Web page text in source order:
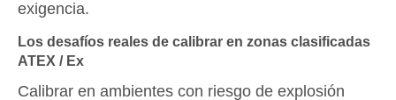
exigencia.
Los desafíos reales de calibrar en zonas clasificadas
ATEX / Ex
Calibrar en ambientes con riesgo de explosión